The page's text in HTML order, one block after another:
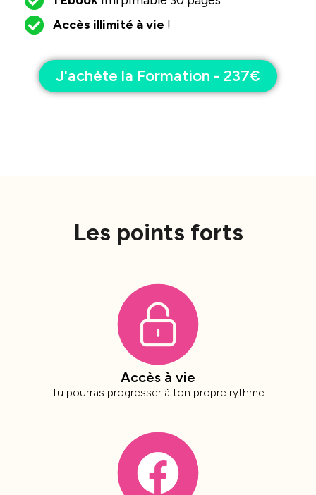
Accès illimité à vie !
J'achète la Formation - 237€
Les points forts
Accès à vie
Tu pourras progresser à ton propre rythme